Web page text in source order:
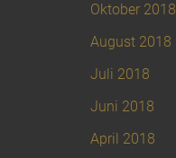
Oktober 2018
August 2018
Juli 2018
Juni 2018
April 2018